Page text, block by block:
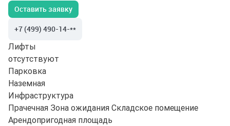
Оставить заявку
+7 (499) 490-14-**
Лифты
отсутствуют
Парковка
Наземная
Инфраструктура
Прачечная Зона ожидания Складское помещение
Арендопригодная площадь